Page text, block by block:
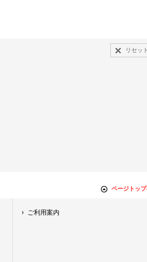
リセット
ページトッ
ご利用案内